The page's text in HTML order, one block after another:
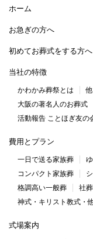
ホーム
お急ぎの方へ
初めてお葬式をする方へ
当社の特徴
かわかみ葬祭とは
大阪の著名人のお葬式
活動報告 ことほぎ友の
費用とプラン
一日で送る家族葬
コンパクト家族葬
格調高い一般葬
社
神式・キリスト教式・
式場案内